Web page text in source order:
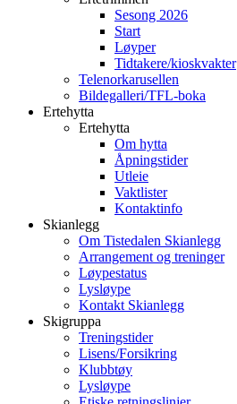
Sesong 2026
Start
Løyper
Tidtakere/kioskvakter
Telenorkarusellen
Bildegalleri/TFL-boka
Ertehytta
Ertehytta
Om hytta
Åpningstider
Utleie
Vaktlister
Kontaktinfo
Skianlegg
Om Tistedalen Skianlegg
Arrangement og treninger
Løypestatus
Lysløype
Kontakt Skianlegg
Skigruppa
Treningstider
Lisens/Forsikring
Klubbtøy
Lysløype